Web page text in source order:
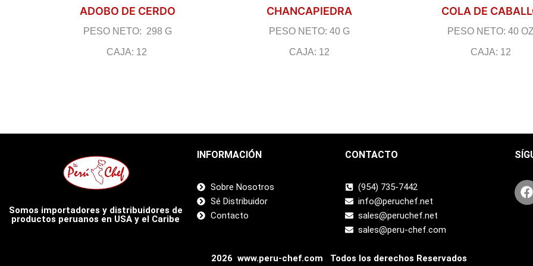
ADOBO DE CERDO
PESO NETO: 298 G
CAJA: 12
CHANCAPIEDRA
PESO NETO: 40 G
CAJA: 12
COLA DE
PESO NETO: 40
CAJA: 12
Somos importadores y distribuidores de
productos peruanos en USA y el Caribe
INFORMACIÓN
Sobre Nosotros
Sé Distribuidor
Contacto
CONTACTO
(954) 735-7442
info@peruchef.net
sales@peruchef.net
sales@peru-chef.com
F
a
2026 www.peru-chef.com Todos los derechos Reservados